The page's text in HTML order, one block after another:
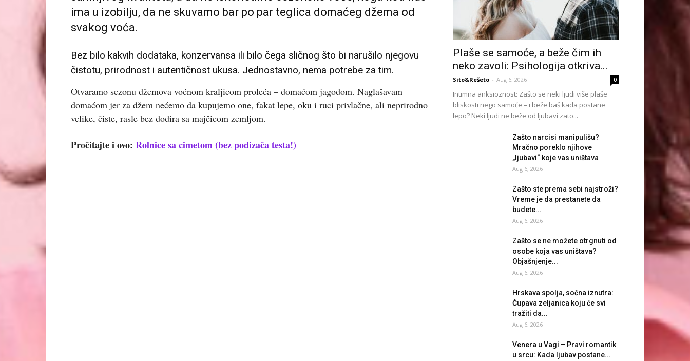
ima u izobilju, da ne skuvamo bar po par teglica domaćeg džema od
svakog voća.
Bez bilo kakvih dodataka, konzervansa ili bilo čega sličnog što bi narušilo njegovu
čistotu, prirodnost i autentičnost ukusa. Jednostavno, nema potrebe za tim.
Otvaramo sezonu džemova voćnom kraljicom proleća – domaćom jagodom. Naglašavam
domaćom jer za džem nećemo da kupujemo one, fakat lepe, oku i ruci privlačne, ali neprirodno
velike, čiste, rasle bez dodira sa majčicom zemljom.
Pročitajte i ovo: Rolnice sa cimetom (bez podizača testa!)
Plaše se samoće, a beže čim ih
neko zavoli: Psihologija otkriva...
Sito&Rešeto - Aug 6, 2026 0
Intimna anksioznost: Zašto se neki ljudi više plaše
bliskosti nego samoće – i beže baš kada postane
lepo? Neki ljudi ne beže od ljubavi zato...
Zašto narcisi manipulišu?
Mračno poreklo njihove
„ljubavi“ koje vas uništava
Aug 6, 2026
Zašto ste prema sebi najstroži?
Vreme je da prestanete da
budete...
Aug 6, 2026
Zašto se ne možete otrgnuti od
osobe koja vas uništava?
Objašnjenje...
Aug 6, 2026
Hrskava spolja, sočna iznutra:
Čupava zeljanica koju će svi
tražiti da...
Aug 6, 2026
Venera u Vagi – Pravi romantik
u srcu: Kada ljubav postane...